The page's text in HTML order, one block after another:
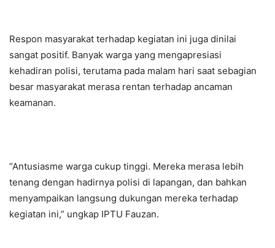
Respon masyarakat terhadap kegiatan ini juga dinilai
sangat positif. Banyak warga yang mengapresiasi
kehadiran polisi, terutama pada malam hari saat sebagian
besar masyarakat merasa rentan terhadap ancaman
keamanan.
“Antusiasme warga cukup tinggi. Mereka merasa lebih
tenang dengan hadirnya polisi di lapangan, dan bahkan
menyampaikan langsung dukungan mereka terhadap
kegiatan ini,” ungkap IPTU Fauzan.